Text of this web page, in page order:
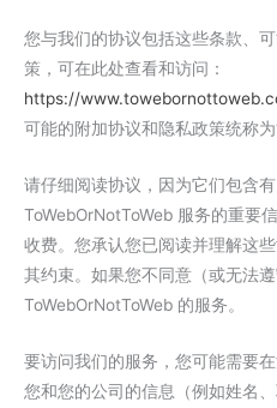
您与我们的协议包括这些条款、
策，可在此处查看和访问：
https://
可能的附加协议和隐私政策统称为“
请仔细阅读协议，因为它们包含
ToWebOrNotToWeb 服务的重要
收费。您承认您已阅读并理解这
其约束。如果您不同意（或无法
ToWebOrNotToWeb 的服务。
要访问我们的服务，您可能需要
您和您的公司的信息（例如姓名